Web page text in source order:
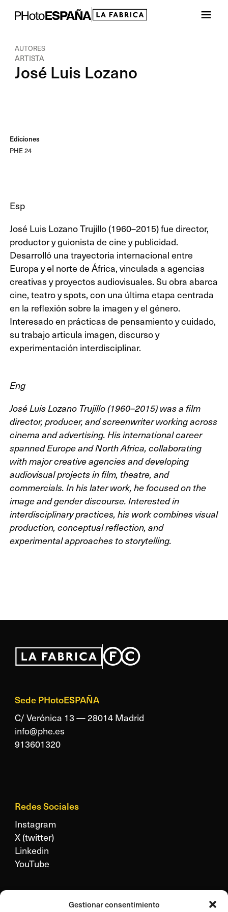
Gestionar consentimiento
AUTORES
ARTISTA
José Luis Lozano
Ediciones
PHE 24
Esp
José Luis Lozano Trujillo (1960–2015) fue director,
productor y guionista de cine y publicidad.
Desarrolló una trayectoria internacional entre
Europa y el norte de África, vinculada a agencias
creativas y proyectos audiovisuales. Su obra abarca
cine, teatro y spots, con una última etapa centrada
en la reflexión sobre la imagen y el género.
Interesado en prácticas de pensamiento y cuidado,
su trabajo articula imagen, discurso y
experimentación interdisciplinar.
Eng
José Luis Lozano Trujillo (1960–2015) was a film
director, producer, and screenwriter working across
cinema and advertising. His international career
spanned Europe and North Africa, collaborating
with major creative agencies and developing
audiovisual projects in film, theatre, and
commercials. In his later work, he focused on the
image and gender discourse. Interested in
interdisciplinary practices, his work combines visual
production, conceptual reflection, and
experimental approaches to storytelling.
Sede PHotoESPAÑA
C/ Verónica 13 — 28014 Madrid
info@phe.es
913601320
Redes Sociales
Instagram
X (twitter)
Linkedin
YouTube